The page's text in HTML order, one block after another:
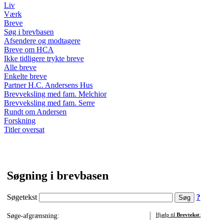
Liv
Værk
Breve
Søg i brevbasen
Afsendere og modtagere
Breve om HCA
Ikke tidligere trykte breve
Alle breve
Enkelte breve
Partner H.C. Andersens Hus
Brevveksling med fam. Melchior
Brevveksling med fam. Serre
Rundt om Andersen
Forskning
Titler oversat
Søgning i brevbasen
Søgetekst ?
Søge-afgrænsning:
Hjælp til Brevtekst: